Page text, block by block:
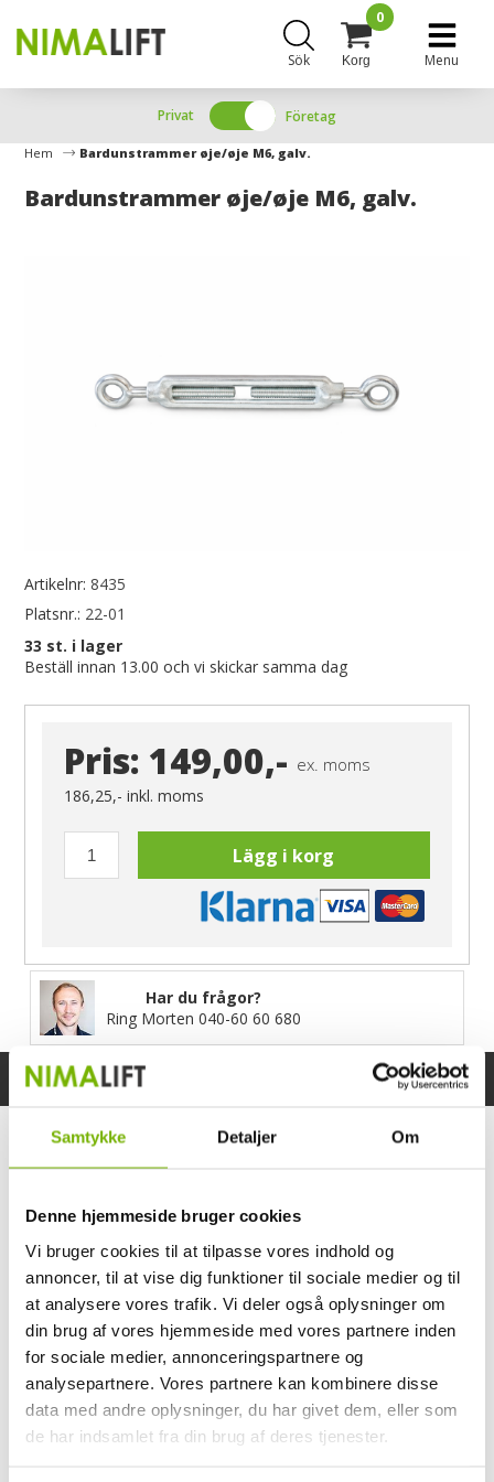
Samtykke Detaljer Om
Denne hjemmeside bruger cookies
Vi bruger cookies til at tilpasse vores indhold og
annoncer, til at vise dig funktioner til sociale medier og til
at analysere vores trafik. Vi deler også oplysninger om
din brug af vores hjemmeside med vores partnere inden
for sociale medier, annonceringspartnere og
analysepartnere. Vores partnere kan kombinere disse
data med andre oplysninger, du har givet dem, eller som
de har indsamlet fra din brug af deres tjenester.
Sök Korg
0
Menu
Privat Företag
Hem Bardunstrammer øje/øje M6, galv.
Bardunstrammer øje/øje M6, galv.
Artikelnr: 8435
Platsnr.: 22-01
33 st. i lager
Beställ innan 13.00 och vi skickar samma dag
Pris: 149,00,- ex. moms
186,25,-inkl. moms
Lägg i korg
Har du frågor?
Ring Morten040-60 60 680
Specifikationer Bruksanvisning
Kundrecensioner